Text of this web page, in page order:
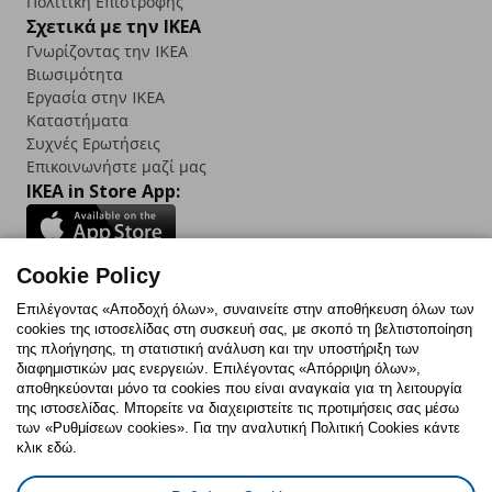
Σχετικά με την IKEA
Γνωρίζοντας την IKEA
Βιωσιμότητα
Εργασία στην IKEA
Καταστήματα
Συχνές Ερωτήσεις
Επικοινωνήστε μαζί μας
IKEA in Store App:
Follow us:
FacebookInstagram
TikTokYoutubePinterestTwitter
Πολιτική CookiesΔήλωση ψηφιακής προσβασιμότητας
Cookie Policy
Επιλέγοντας «Αποδοχή όλων», συναινείτε στην αποθήκευση όλων των
cookies της ιστοσελίδας στη συσκευή σας, με σκοπό τη βελτιστοποίηση
της πλοήγησης, τη στατιστική ανάλυση και την υποστήριξη των
διαφημιστικών μας ενεργειών. Επιλέγοντας «Απόρριψη όλων»,
αποθηκεύονται μόνο τα cookies που είναι αναγκαία για τη λειτουργία
της ιστοσελίδας. Μπορείτε να διαχειριστείτε τις προτιμήσεις σας μέσω
των «Ρυθμίσεων cookies». Για την αναλυτική Πολιτική Cookies κάντε
κλικ εδώ.